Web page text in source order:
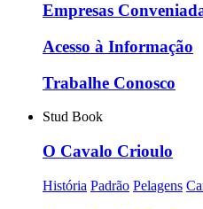
Empresas
Acesso à Informação
Trabalhe Conosco
Stud Book
O Cavalo Crioulo
História Padrão Pelagens